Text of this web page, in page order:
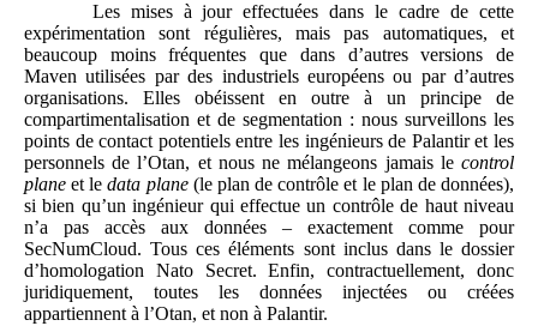
Les mises à jour effectuées dans le cadre de cette
expérimentation sont régulières, mais pas automatiques, et
beaucoup moins fréquentes que dans d’autres versions de
Maven utilisées par des industriels européens ou par d’autres
organisations. Elles obéissent en outre à un principe de
compartimentalisation et de segmentation : nous surveillons les
points de contact potentiels entre les ingénieurs de Palantir et les
personnels de l’Otan, et nous ne mélangeons jamais le control
plane et ledata plane(le plan de contrôle et le plan de données),
si bien qu’un ingénieur qui effectue un contrôle de haut niveau
n’a pas accès aux données – exactement comme pour
SecNumCloud. Tous ces éléments sont inclus dans le dossier
d’homologation Nato Secret. Enfin, contractuellement, donc
juridiquement, toutes les données injectées ou créées
appartiennent à l’Otan, et non à Palantir.